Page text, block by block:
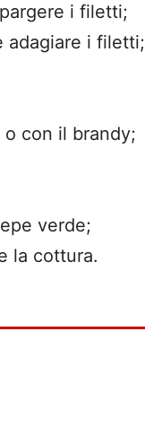
i filetti;
adagiare i filetti;
con il brandy;
verde;
la cottura.